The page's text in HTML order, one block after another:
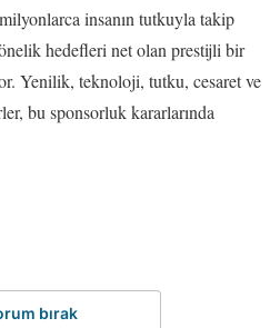
insanın tutkuyla takip
hedefleri net olan prestijli bir
Yenilik, teknoloji, tutku, cesaret ve
bu sponsorluk kararlarında
bırak